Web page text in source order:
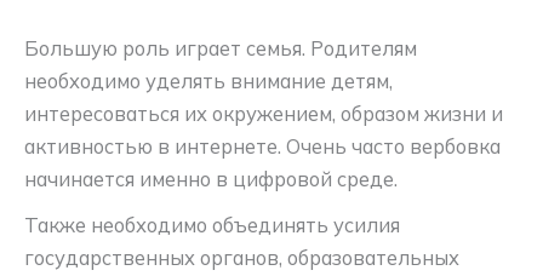
Большую роль играет семья. Родителям
необходимо уделять внимание детям,
интересоваться их окружением, образом жизни и
активностью в интернете. Очень часто вербовка
начинается именно в цифровой среде.
Также необходимо объединять усилия
государственных органов, образовательных